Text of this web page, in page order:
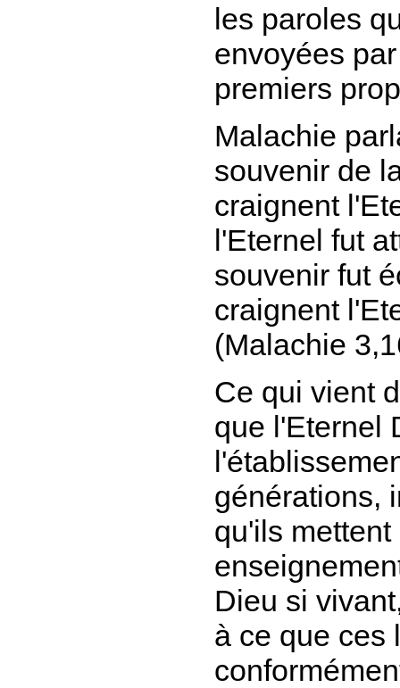
les paroles
envoyées
premiers
Malachie
souvenir de
craignent
l'Eternel fut
souvenir fut
craignent
(Malachie
Ce qui vient
que l'Eternel
générations,
qu'ils
Dieu si
à ce que ces